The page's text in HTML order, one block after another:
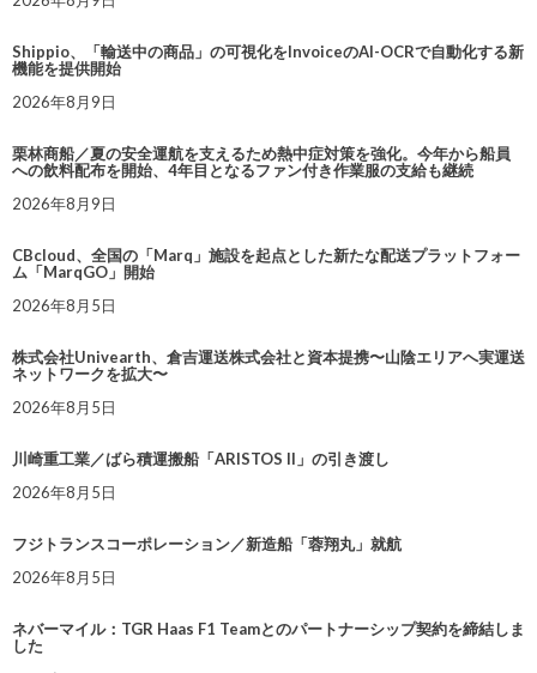
Shippio、「輸送中の商品」の可視化をInvoiceのAI-OCRで自動化する新
機能を提供開始
2026年8月9日
栗林商船／夏の安全運航を支えるため熱中症対策を強化。今年から船員
への飲料配布を開始、4年目となるファン付き作業服の支給も継続
2026年8月9日
CBcloud、全国の「Marq」施設を起点とした新たな配送プラットフォー
ム「MarqGO」開始
2026年8月5日
株式会社Univearth、倉吉運送株式会社と資本提携〜山陰エリアへ実運送
ネットワークを拡大〜
2026年8月5日
川崎重工業／ばら積運搬船「ARISTOS II」の引き渡し
2026年8月5日
フジトランスコーポレーション／新造船「蓉翔丸」就航
2026年8月5日
ネバーマイル：TGR Haas F1 Teamとのパートナーシップ契約を締結しま
した